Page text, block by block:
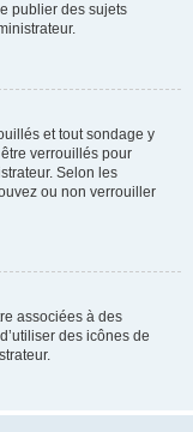
publier des sujets
et tout sondage y
verrouillés pour
Selon les
ou non verrouiller
associées à des
des icônes de